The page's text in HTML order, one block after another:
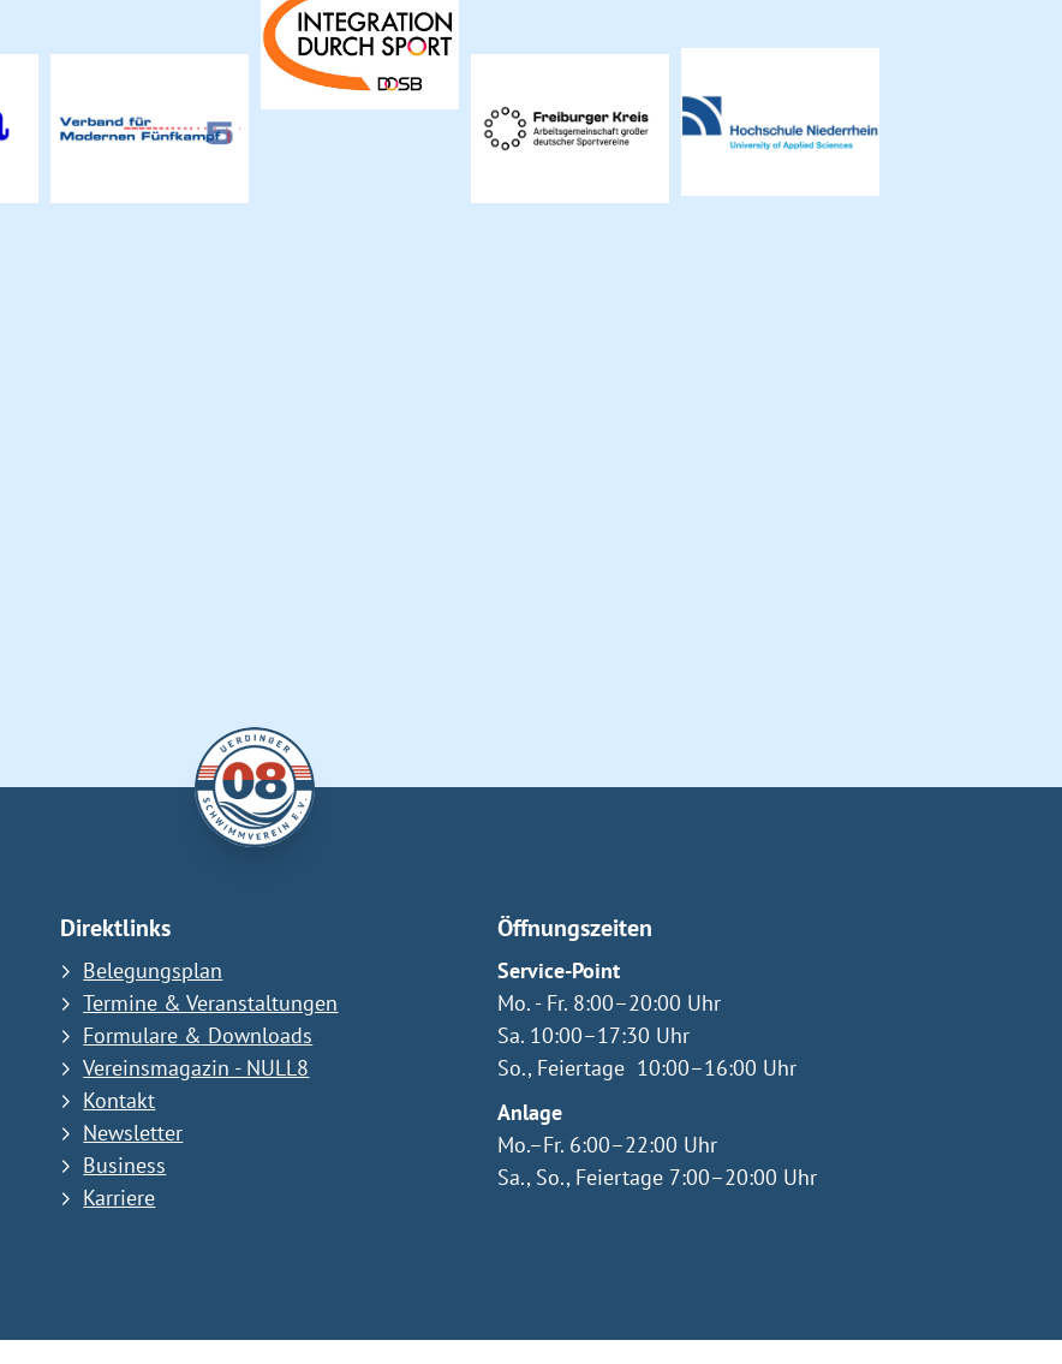
Direktlinks
Belegungsplan
Termine & Veranstaltungen
Formulare & Downloads
Vereinsmagazin - NULL8
Kontakt
Newsletter
Business
Karriere
Öffnungszeiten
Service-Point
Mo. - Fr. 8:00–20:00 Uhr
Sa. 10:00–17:30 Uhr
So., Feiertage 10:00–16:00 Uhr
Anlage
Mo.–Fr. 6:00–22:00 Uhr
Sa., So., Feiertage 7:00–20:00 Uhr